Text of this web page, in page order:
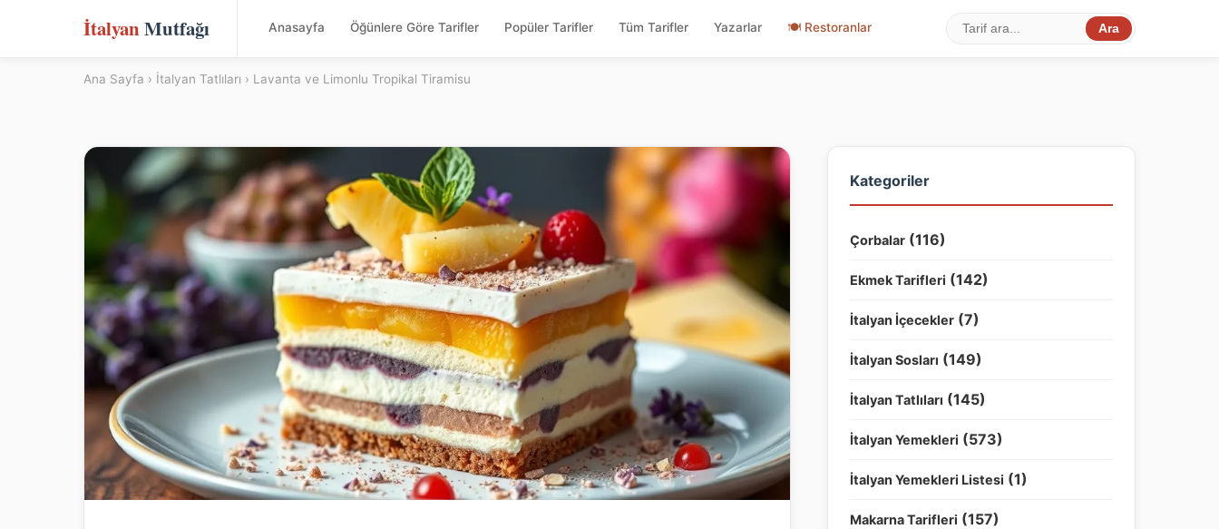
İtalyan Mutfağı Anasayfa Öğünlere Göre Tarifler Popüler Tarifler Tüm Tarifler Yazarlar 🍽 Restoranlar Ara
Ana Sayfa › İtalyan Tatlıları › Lavanta ve Limonlu Tropikal Tiramisu
Kategoriler
Çorbalar (116)
Ekmek Tarifleri (142)
İtalyan İçecekler (7)
İtalyan Sosları (149)
İtalyan Tatlıları (145)
İtalyan Yemekleri (573)
İtalyan Yemekleri Listesi (1)
Makarna Tarifleri (157)